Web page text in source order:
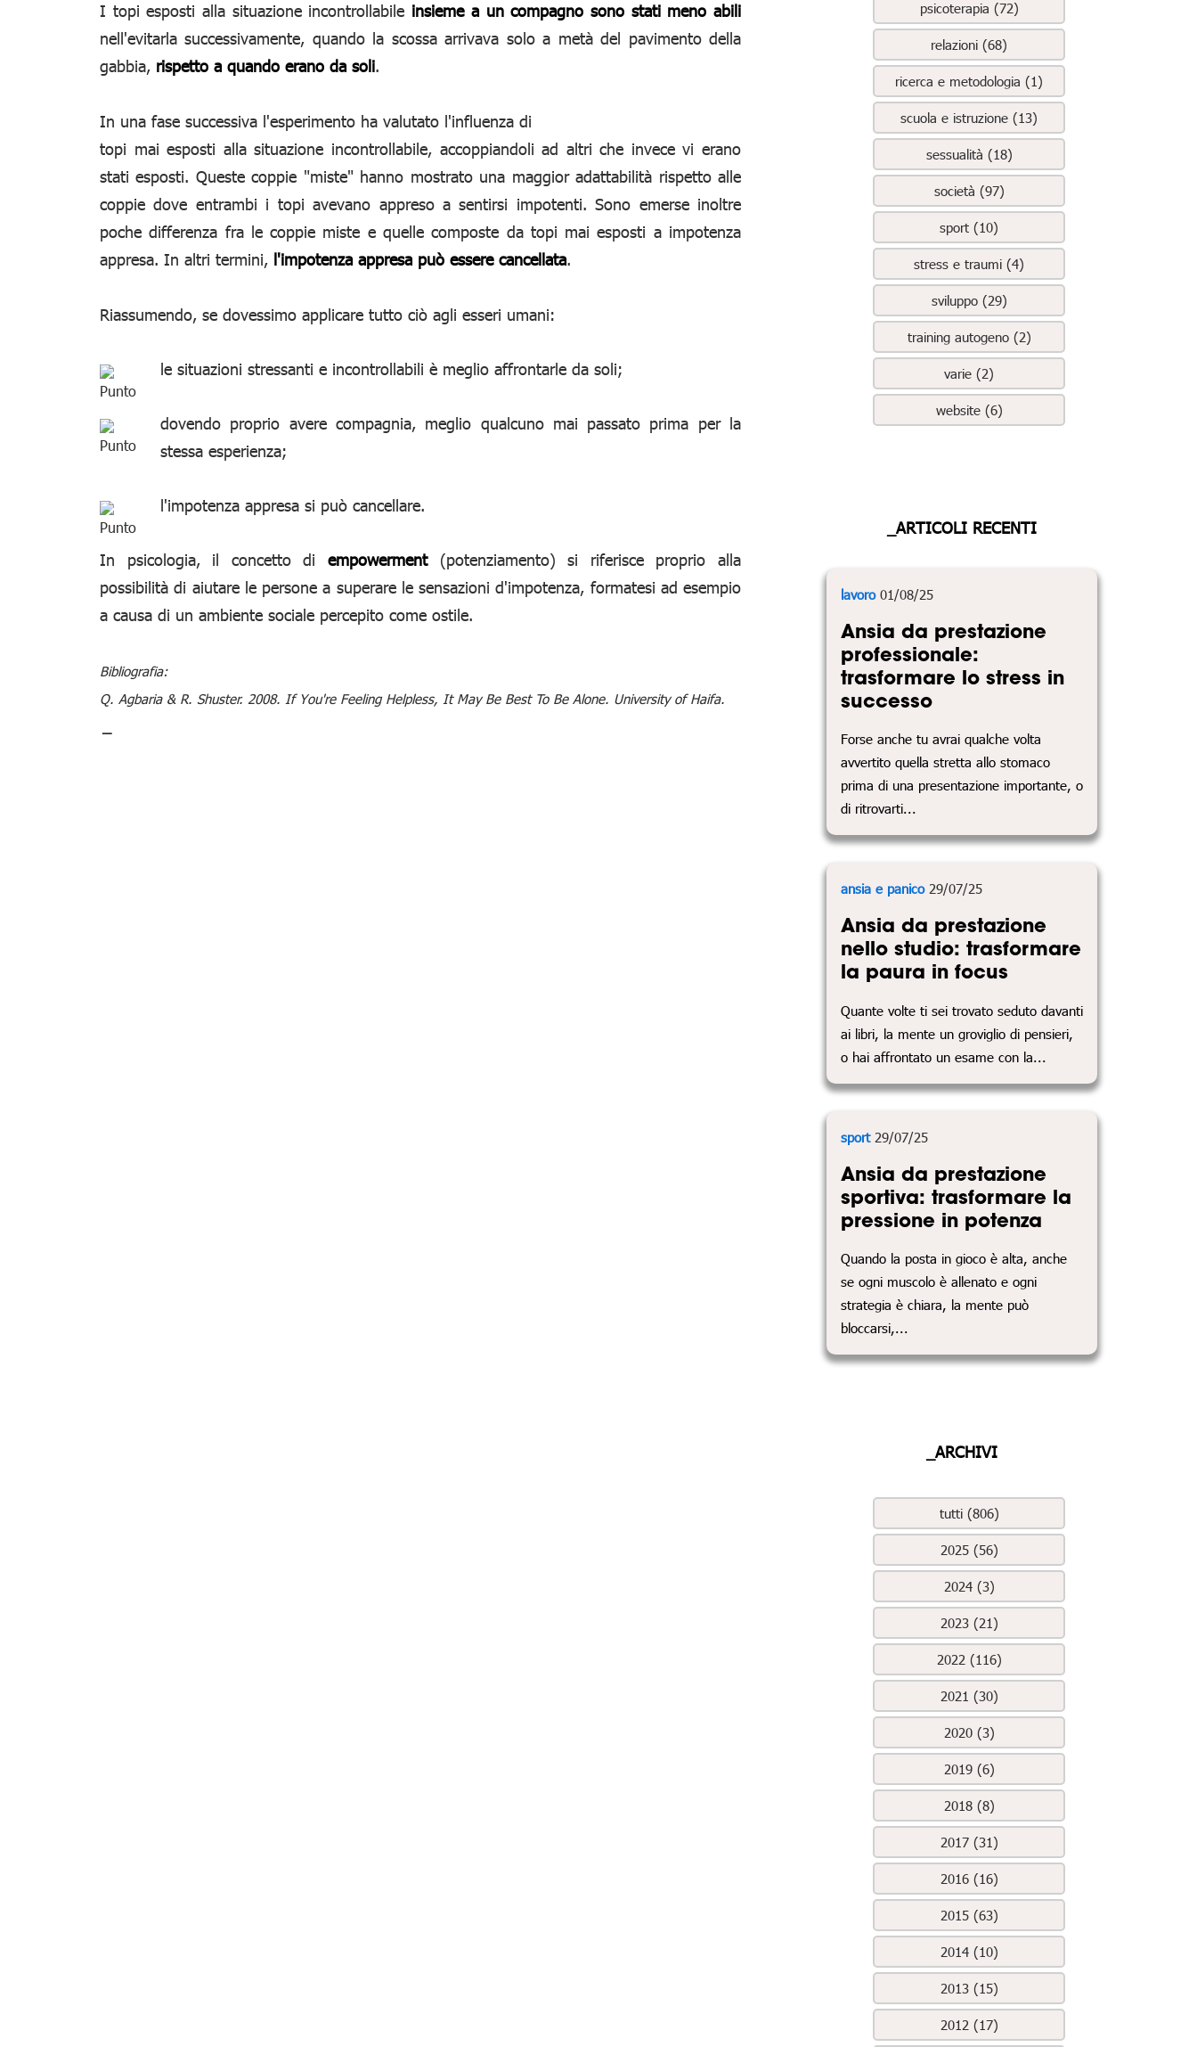
I topi esposti alla situazione incontrollabile insieme a un compagno sono stati meno abili
nell'evitarla successivamente, quando la scossa arrivava solo a metà del pavimento della
gabbia, rispetto a quando erano da soli.
In una fase successiva l'esperimento ha valutato l'influenza di
topi mai esposti alla situazione incontrollabile, accoppiandoli ad altri che invece vi erano
stati esposti. Queste coppie "miste" hanno mostrato una maggior adattabilità rispetto alle
coppie dove entrambi i topi avevano appreso a sentirsi impotenti. Sono emerse inoltre
poche differenza fra le coppie miste e quelle composte da topi mai esposti a impotenza
appresa. In altri termini, l'impotenza appresa può essere cancellata.
Riassumendo, se dovessimo applicare tutto ciò agli esseri umani:
le situazioni stressanti e incontrollabili è meglio affrontarle da soli;
dovendo proprio avere compagnia, meglio qualcuno mai passato prima per la
stessa esperienza;
l'impotenza appresa si può cancellare.
In psicologia, il concetto di empowerment(potenziamento) si riferisce proprio alla
possibilità di aiutare le persone a superare le sensazioni d'impotenza, formatesi ad esempio
a causa di un ambiente sociale percepito come ostile.
Bibliografia:
Q. Agbaria & R. Shuster. 2008. If You're Feeling Helpless, It May Be Best To Be Alone. University of Haifa.
psicoterapia (72)
relazioni (68)
ricerca e metodologia (1)
scuola e istruzione (13)
sessualità (18)
società (97)
sport (10)
stress e traumi (4)
sviluppo (29)
training autogeno (2)
varie (2)
website (6)
_ARTICOLI RECENTI
lavoro01/08/25
Ansia da prestazione
professionale:
trasformare lo stress in
successo
Forse anche tu avrai qualche volta
avvertito quella stretta allo stomaco
prima di una presentazione importante, o
di ritrovarti...
ansia e panico29/07/25
Ansia da prestazione
nello studio: trasformare
la paura in focus
Quante volte ti sei trovato seduto davanti
ai libri, la mente un groviglio di pensieri,
o hai affrontato un esame con la...
sport29/07/25
Ansia da prestazione
sportiva: trasformare la
pressione in potenza
Quando la posta in gioco è alta, anche
se ogni muscolo è allenato e ogni
strategia è chiara, la mente può
bloccarsi,...
_ARCHIVI
tutti (806)
2025 (56)
2024 (3)
2023 (21)
2022 (116)
2021 (30)
2020 (3)
2019 (6)
2018 (8)
2017 (31)
2016 (16)
2015 (63)
2014 (10)
2013 (15)
2012 (17)